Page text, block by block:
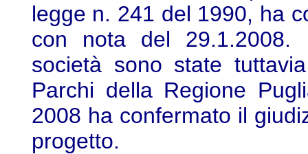
legge n. 241 del 1990, ha
con nota del 29.1.2008.
società sono state
Parchi della Regione
2008 ha confermato il
progetto.